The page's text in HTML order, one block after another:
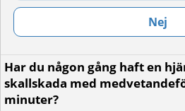
Nej
Har du någon gång haft en
skallskada med
minuter?